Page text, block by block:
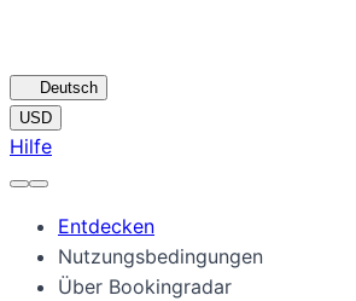
Deutsch
USD
Hilfe
Entdecken
Nutzungsbedingungen
Über Bookingradar